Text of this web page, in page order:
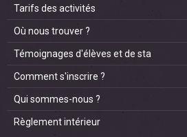
Tarifs des activités
Où nous trouver ?
Témoignages d'élèves et de sta
Comment s'inscrire ?
Qui sommes-nous ?
Règlement intérieur